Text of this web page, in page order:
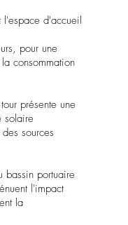
l'espace d'accueil
pour une
consommation
présente une
solaire
sources
portuaire
l'impact
la